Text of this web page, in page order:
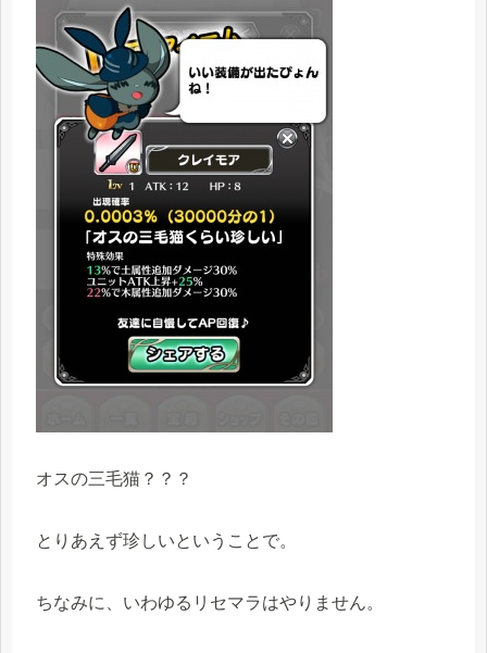
オスの三毛猫？？？
とりあえず珍しいということで。
ちなみに、いわゆるリセマラはやりません。